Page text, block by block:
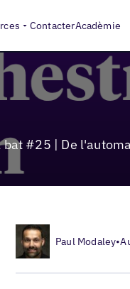
ContacterAcadèmie
#25 | De l'automatisation
#25 | De
Paul Modaley•